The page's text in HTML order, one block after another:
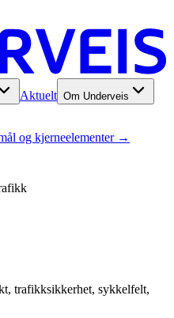
Aktuelt Om Underveis
og kjerneelementer →
trafikksikkerhet, sykkelfelt,